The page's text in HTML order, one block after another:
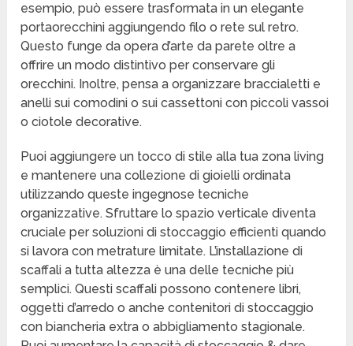
esempio, può essere trasformata in un elegante
portaorecchini aggiungendo filo o rete sul retro.
Questo funge da opera d’arte da parete oltre a
offrire un modo distintivo per conservare gli
orecchini. Inoltre, pensa a organizzare braccialetti e
anelli sui comodini o sui cassettoni con piccoli vassoi
o ciotole decorative.
Puoi aggiungere un tocco di stile alla tua zona living
e mantenere una collezione di gioielli ordinata
utilizzando queste ingegnose tecniche
organizzative. Sfruttare lo spazio verticale diventa
cruciale per soluzioni di stoccaggio efficienti quando
si lavora con metrature limitate. L’installazione di
scaffali a tutta altezza è una delle tecniche più
semplici. Questi scaffali possono contenere libri,
oggetti d’arredo o anche contenitori di stoccaggio
con biancheria extra o abbigliamento stagionale.